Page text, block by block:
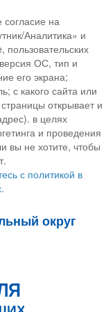
на
Аналитика» и
ОС, тип и
его экрана;
с какого сайта или
открывает и
в целях
и проведения
вы не хотите, чтобы
с политикой в